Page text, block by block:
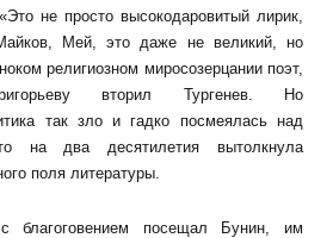
не просто высокодаровитый лирик,
Мей, это даже не великий, но
религиозном миросозерцании поэт,
вторил Тургенев. Но
так зло и гадко посмеялась над
на два десятилетия вытолкнула
поля литературы.
благоговением посещал Бунин, им